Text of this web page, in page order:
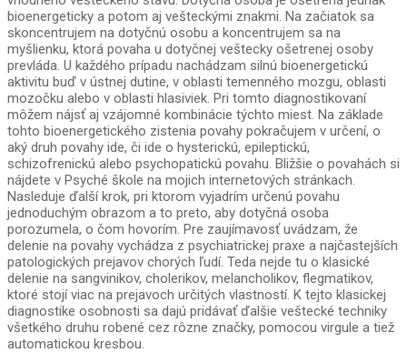
bioenergeticky a potom aj vešteckými znakmi. Na začiatok sa
skoncentrujem na dotyčnú osobu a koncentrujem sa na
myšlienku, ktorá povaha u dotyčnej veštecky ošetrenej osoby
prevláda. U každého prípadu nachádzam silnú bioenergetickú
aktivitu buď v ústnej dutine, v oblasti temenného mozgu, oblasti
mozočku alebo v oblasti hlasiviek. Pri tomto diagnostikovaní
môžem nájsť aj vzájomné kombinácie týchto miest. Na základe
tohto bioenergetického zistenia povahy pokračujem v určení, o
aký druh povahy ide, či ide o hysterickú, epileptickú,
schizofrenickú alebo psychopatickú povahu. Bližšie o povahách si
nájdete v Psyché škole na mojich internetových stránkach.
Nasleduje ďalší krok, pri ktorom vyjadrím určenú povahu
jednoduchým obrazom a to preto, aby dotyčná osoba
porozumela, o čom hovorím. Pre zaujímavosť uvádzam, že
delenie na povahy vychádza z psychiatrickej praxe a najčastejších
patologických prejavov chorých ľudí. Teda nejde tu o klasické
delenie na sangvinikov, cholerikov, melancholikov, flegmatikov,
ktoré stojí viac na prejavoch určitých vlastností. K tejto klasickej
diagnostike osobnosti sa dajú pridávať ďalšie veštecké techniky
všetkého druhu robené cez rôzne značky, pomocou virgule a tiež
automatickou kresbou.